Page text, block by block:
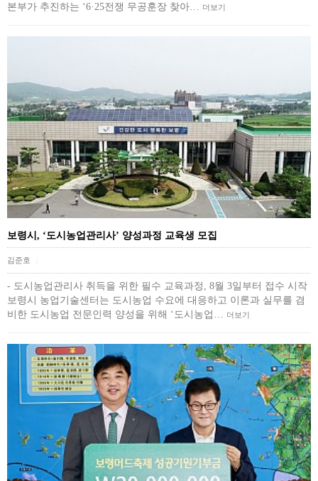
본부가 추진하는 ‘6·25전쟁 무공훈장 찾아…
더보기
보령시, ‘도시농업관리사’ 양성과정 교육생 모집
김준호
- 도시농업관리사 취득을 위한 필수 교육과정, 8월 3일부터 접수 시작
보령시 농업기술센터는 도시농업 수요에 대응하고 이론과 실무를 겸
비한 도시농업 전문인력 양성을 위해 ‘도시농업… 더보기